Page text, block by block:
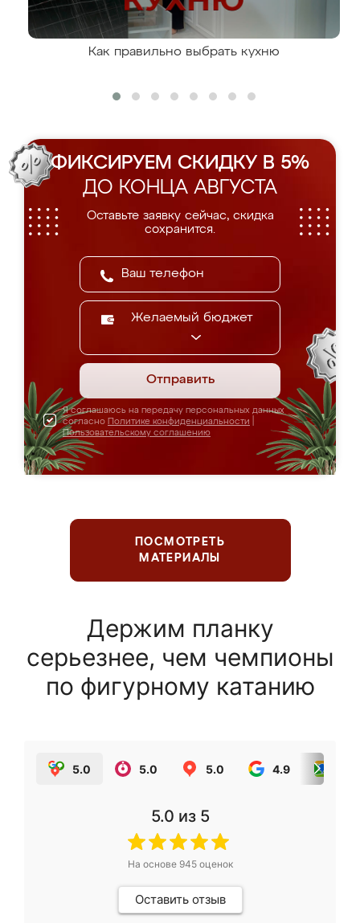
Как правильно выбрать кухню
ФИКСИРУЕМ СКИДКУ В 5%
ДО КОНЦА АВГУСТА
Оставьте заявку сейчас, скидка
сохранится.
Желаемый бюджет
Отправить
Я соглашаюсь на передачу персональных данных
согласно Политике конфиденциальности
Пользовательскому соглашению
ПОСМОТРЕТЬ
МАТЕРИАЛЫ
Держим планку
серьезнее, чем чемпионы
по фигурному катанию
5.0 5.0 5.0 4.9
5.0 из 5
На основе 945оценок
Оставить отзыв